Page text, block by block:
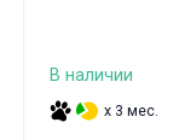
В наличии
x 3 мес.